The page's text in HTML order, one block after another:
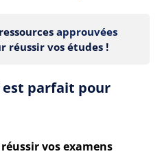
approuvées
réussir vos études !
est parfait pour
vos examens